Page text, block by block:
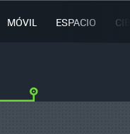
MÓVIL ESPACIO